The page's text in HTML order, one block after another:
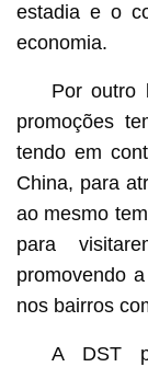
estadia e o
economia.
Por outro
promoções
tendo em
China, para
ao mesmo
para
promovendo
nos bairros
A DST